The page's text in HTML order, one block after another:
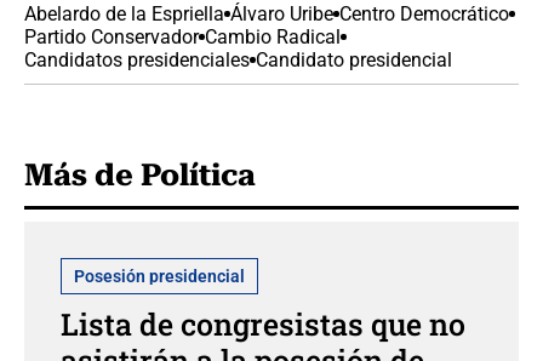
Abelardo de la Espriella Álvaro Uribe Centro Democrático
Partido Conservador Cambio Radical
Candidatos presidenciales Candidato presidencial
Más de Política
Posesión presidencial
Lista de congresistas que no